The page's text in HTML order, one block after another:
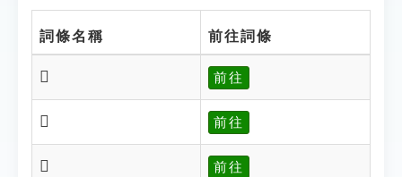
詞條名稱 前往詞條
𡄛 前往
𡄠 前往
𡄣 前往